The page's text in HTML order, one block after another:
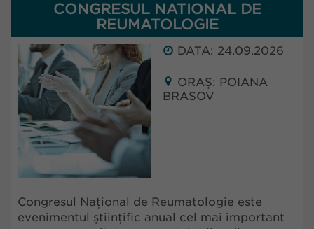
CONGRESUL NATIONAL DE
REUMATOLOGIE
DATA: 24.09.2026
ORAȘ: POIANA
BRASOV
Congresul Național de Reumatologie este
evenimentul științific anual cel mai important